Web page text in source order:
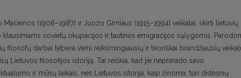
(1908–1987) ir Juozo Girniaus (1915–1994) veikalai, skirti lietuvių
sovietų okupacijos ir tautinės emigracijos sąlygomis.
filosofų darbai tebėra vieni reikšmingiausių ir teoriškai brandžiausių
Lietuvos filosofijos istoriją. Tai reiškia, kad jie neprarado savo
ir mūsų laikais, nes Lietuvos istorija, kaip žinoma, turi didesnių